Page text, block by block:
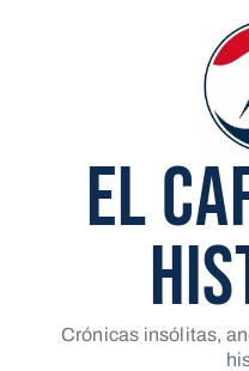
EL
Crónicas insólitas,